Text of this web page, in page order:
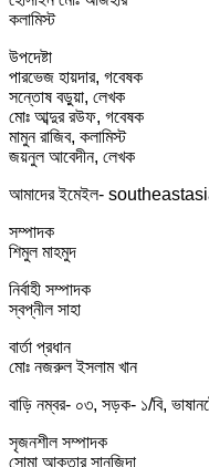
কলামিস্ট
উপদেষ্টা
পারভেজ হায়দার, গবেষক
সন্তোষ বড়ুয়া, লেখক
মোঃ আব্দুর রউফ, গবেষক
মামুন রাজিব, কলামিস্ট
জয়নুল আবেদীন, লেখক
আমাদের ইমেইল-
সম্পাদক
শিমুল মাহমুদ
নির্বাহী সম্পাদক
স্বপ্নীল সাহা
বার্তা প্রধান
মোঃ নজরুল ইসলাম খান
বাড়ি নম্বর- ০৩, সড়ক- ১/বি,
সৃজনশীল সম্পাদক
সোমা আক্তার সানজিদা